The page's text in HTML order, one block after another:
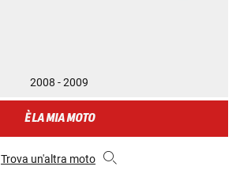
2008 - 2009
È LA MIA MOTO
Trova un'altra moto